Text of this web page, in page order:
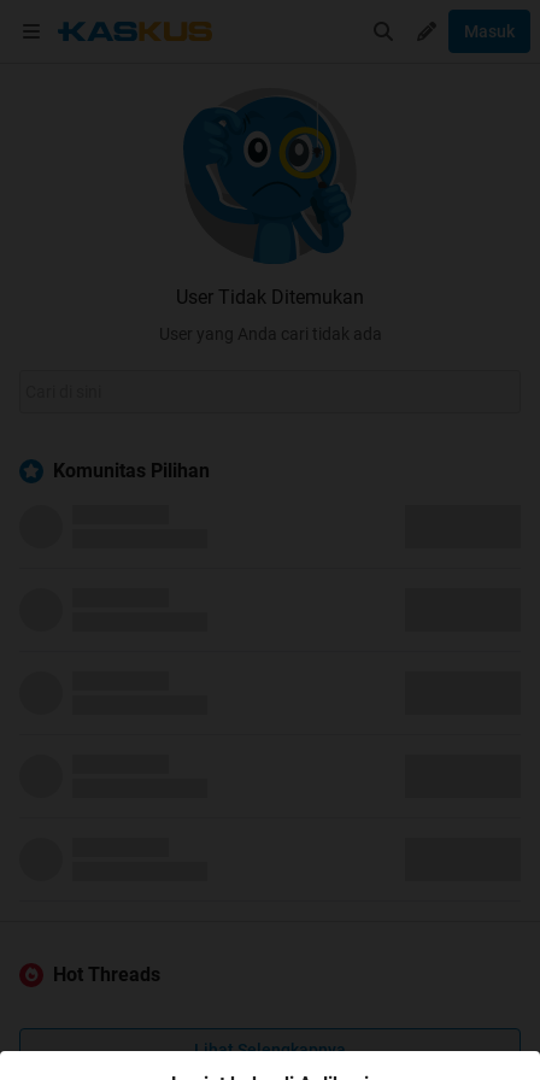
Masuk
User Tidak Ditemukan
User yang Anda cari tidak ada
Komunitas Pilihan
Hot Threads
Lihat Selengkapnya